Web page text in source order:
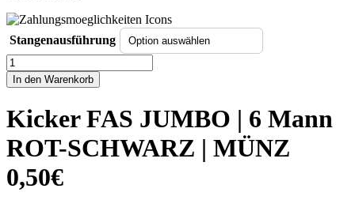
Stangenausführung
Kicker
FAS
JUMBO
MannROT-
SCHWARZ
|
MÜNZ
0,50€
In den Warenkorb
Kicker FAS JUMBO | 6 Mann
ROT-SCHWARZ | MÜNZ
0,50€